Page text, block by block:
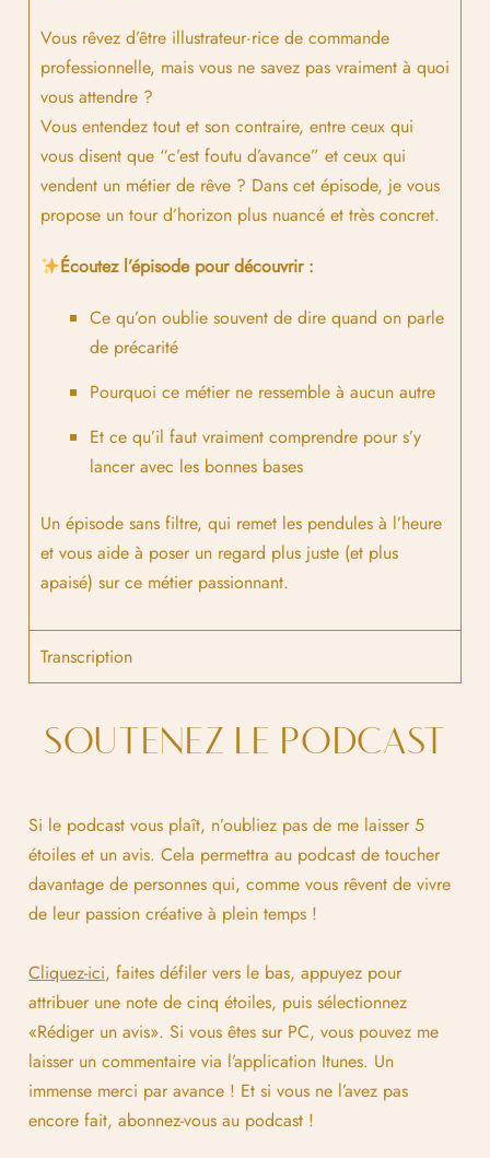
Vous rêvez d’être illustrateur·rice de commande
professionnelle, mais vous ne savez pas vraiment à quoi
vous attendre ?
Vous entendez tout et son contraire, entre ceux qui
vous disent que “c’est foutu d’avance” et ceux qui
vendent un métier de rêve ? Dans cet épisode, je vous
propose un tour d’horizon plus nuancé et très concret.
Écoutez l’épisode pour découvrir :
Ce qu’on oublie souvent de dire quand on parle
de précarité
Pourquoi ce métier ne ressemble à aucun autre
Et ce qu’il faut vraiment comprendre pour s’y
lancer avec les bonnes bases
Un épisode sans filtre, qui remet les pendules à l’heure
et vous aide à poser un regard plus juste (et plus
apaisé) sur ce métier passionnant.
Transcription
SOUTENEZ LE PODCAST
Si le podcast vous plaît, n’oubliez pas de me laisser 5
étoiles et un avis. Cela permettra au podcast de toucher
davantage de personnes qui, comme vous rêvent de vivre
de leur passion créative à plein temps !
Cliquez-ici, faites défiler vers le bas, appuyez pour
attribuer une note de cinq étoiles, puis sélectionnez
«Rédiger un avis». Si vous êtes sur PC, vous pouvez me
laisser un commentaire via l’application Itunes. Un
immense merci par avance ! Et si vous ne l’avez pas
encore fait, abonnez-vous au podcast !